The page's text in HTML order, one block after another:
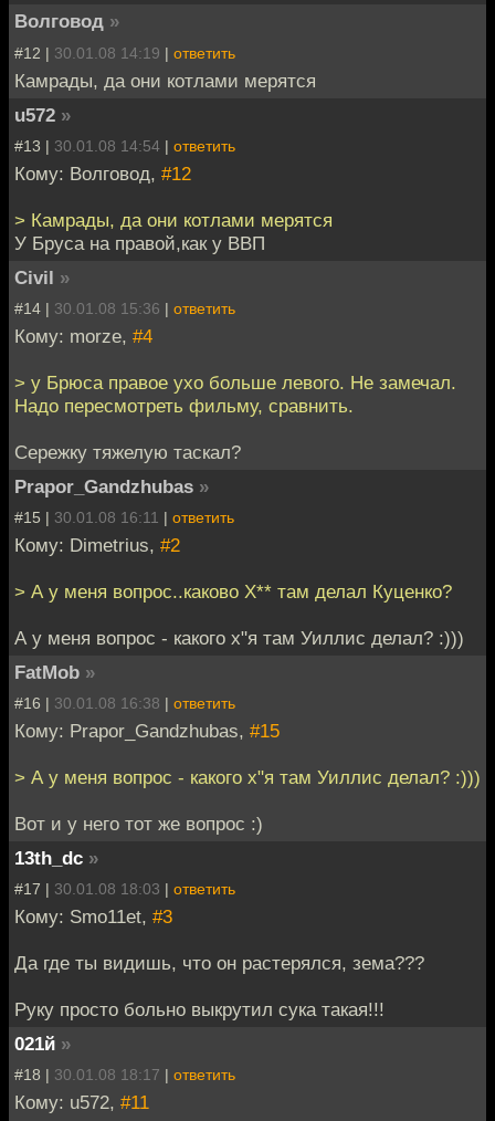
Волговод »
#12 | 30.01.08 14:19 | ответить
Камрады, да они котлами мерятся
u572 »
#13 | 30.01.08 14:54 | ответить
Кому: Волговод, #12
> Камрады, да они котлами мерятся
У Бруса на правой,как у ВВП
Civil »
#14 | 30.01.08 15:36 | ответить
Кому: morze, #4
> у Брюса правое ухо больше левого. Не замечал.
Надо пересмотреть фильму, сравнить.
Сережку тяжелую таскал?
Prapor_Gandzhubas »
#15 | 30.01.08 16:11 | ответить
Кому: Dimetrius, #2
> А у меня вопрос..каково Х** там делал Куценко?
А у меня вопрос - какого х"я там Уиллис делал? :)))
FatMob »
#16 | 30.01.08 16:38 | ответить
Кому: Prapor_Gandzhubas, #15
> А у меня вопрос - какого х"я там Уиллис делал? :)))
Вот и у него тот же вопрос :)
13th_dc »
#17 | 30.01.08 18:03 | ответить
Кому: Smo11et, #3
Да где ты видишь, что он растерялся, зема???
Руку просто больно выкрутил сука такая!!!
021й »
#18 | 30.01.08 18:17 | ответить
Кому: u572, #11